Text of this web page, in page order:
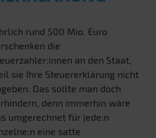
rund 500 Mio. Euro
die
an den Staat,
sie Ihre Steuererklärung nicht
Das sollte man doch
denn immerhin wäre
umgerechnet für jede:n
eine satte